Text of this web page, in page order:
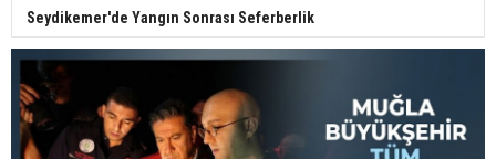
Seydikemer'de Yangın Sonrası Seferberlik